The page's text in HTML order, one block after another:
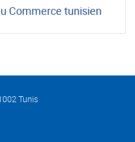
Commerce tunisien
Tunis